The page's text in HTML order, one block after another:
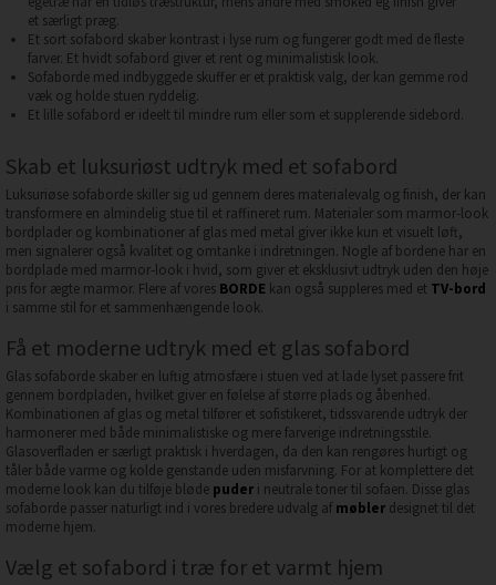
et særligt præg.
Et sort sofabord skaber kontrast i lyse rum og fungerer godt med de fleste
farver. Et hvidt sofabord giver et rent og minimalistisk look.
Sofaborde med indbyggede skuffer er et praktisk valg, der kan gemme rod
væk og holde stuen ryddelig.
Et lille sofabord er ideelt til mindre rum eller som et supplerende sidebord.
Skab et luksuriøst udtryk med et sofabord
Luksuriøse sofaborde skiller sig ud gennem deres materialevalg og finish, der kan
transformere en almindelig stue til et raffineret rum. Materialer som marmor-look
bordplader og kombinationer af glas med metal giver ikke kun et visuelt løft,
men signalerer også kvalitet og omtanke i indretningen. Nogle af bordene har en
bordplade med marmor-look i hvid, som giver et eksklusivt udtryk uden den høje
pris for ægte marmor. Flere af vores BORDE kan også suppleres med et TV-bord
i samme stil for et sammenhængende look.
Få et moderne udtryk med et glas sofabord
Glas sofaborde skaber en luftig atmosfære i stuen ved at lade lyset passere frit
gennem bordpladen, hvilket giver en følelse af større plads og åbenhed.
Kombinationen af glas og metal tilfører et sofistikeret, tidssvarende udtryk der
harmonerer med både minimalistiske og mere farverige indretningsstile.
Glasoverfladen er særligt praktisk i hverdagen, da den kan rengøres hurtigt og
tåler både varme og kolde genstande uden misfarvning. For at komplettere det
moderne look kan du tilføje bløde puder i neutrale toner til sofaen. Disse glas
sofaborde passer naturligt ind i vores bredere udvalg af møbler designet til det
moderne hjem.
Vælg et sofabord i træ for et varmt hjem